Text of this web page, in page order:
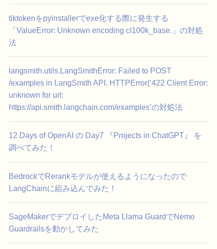
tiktokenをpyinstallerでexe化する際に発生する
「ValueError: Unknown encoding cl100k_base.」の対処
法
langsmith.utils.LangSmithError: Failed to POST
/examples in LangSmith API. HTTPError(‘422 Client Error:
unknown for url:
https://api.smith.langchain.com/examples’の対処法
12 Days of OpenAI の Day7 『Projects in ChatGPT』 を
調べてみた！
BedrockでRerankモデルが使えるようになったので
LangChainに組み込んでみた！
SageMakerでデプロイしたMeta Llama GuardでNemo
Guardrailsを動かしてみた